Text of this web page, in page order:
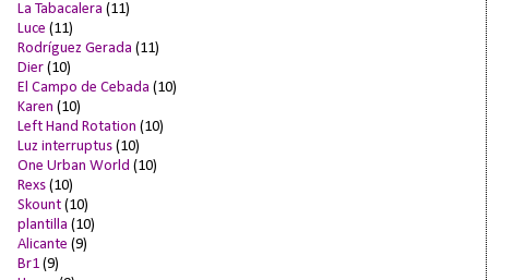
La Tabacalera (11)
Luce (11)
Rodríguez Gerada (11)
Dier (10)
El Campo de Cebada (10)
Karen (10)
Left Hand Rotation (10)
Luz interruptus (10)
One Urban World (10)
Rexs (10)
Skount (10)
plantilla (10)
Alicante (9)
Br1 (9)